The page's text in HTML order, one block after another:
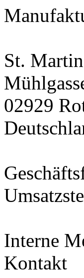
St.
02929
Interne
Kontakt